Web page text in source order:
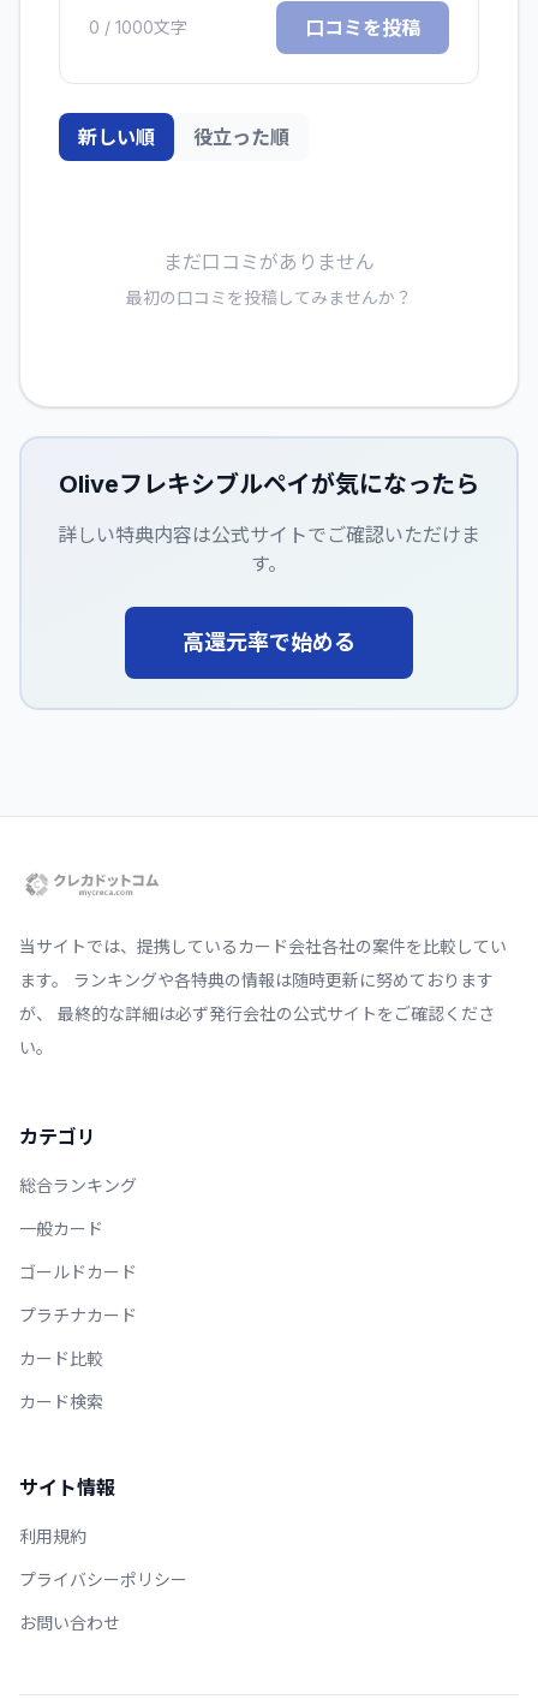
0 / 1000文字 口コミを投稿
新しい順 役立った順
まだ口コミがありません
最初の口コミを投稿してみませんか？
Oliveフレキシブルペイが気になったら
詳しい特典内容は公式サイトでご確認いただけま
す。
高還元率で始める
当サイトでは、提携しているカード会社各社の案件を比較してい
ます。 ランキングや各特典の情報は随時更新に努めております
が、 最終的な詳細は必ず発行会社の公式サイトをご確認くださ
い。
カテゴリ
総合ランキング
一般カード
ゴールドカード
プラチナカード
カード比較
カード検索
サイト情報
利用規約
プライバシーポリシー
お問い合わせ